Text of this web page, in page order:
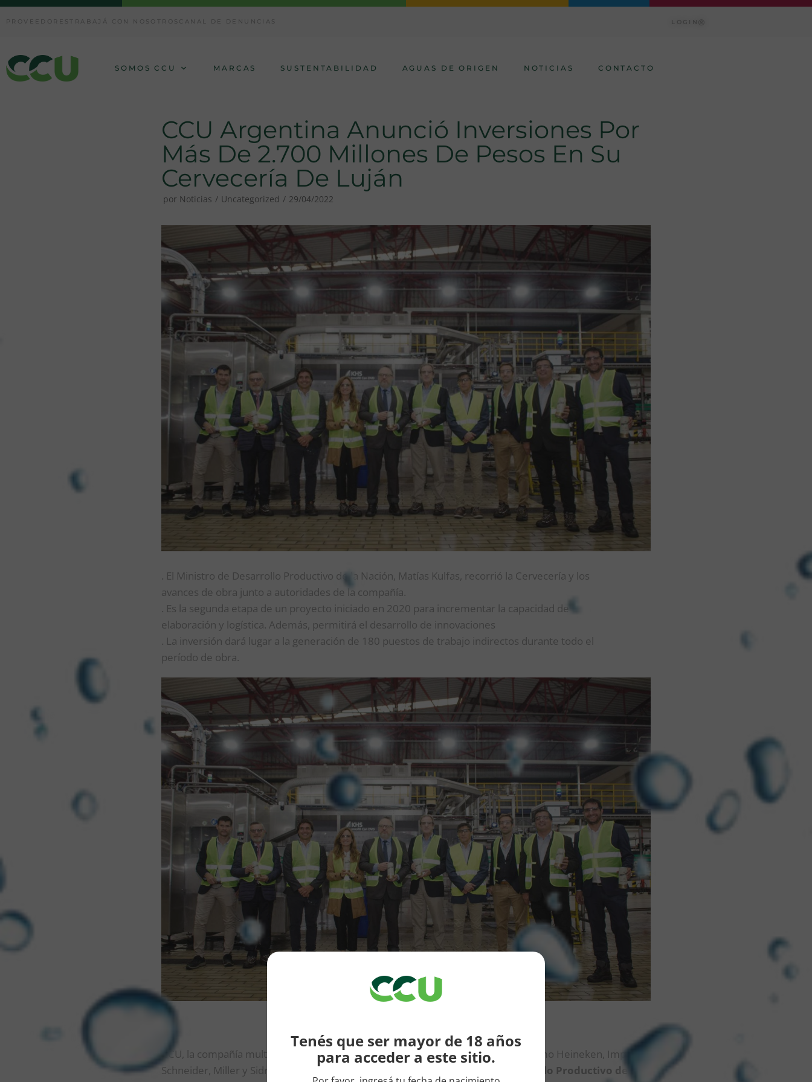
Tenés que ser mayor de 18 años
para acceder a este sitio.
PROVEEDORES TRABAJÁ CON NOSOTROS CANAL DE DENUNCIAS LOGIN
SOMOS CCU MARCAS SUSTENTABILIDAD AGUAS DE ORIGEN NOTICIAS CONTACTO
CCU Argentina Anunció Inversiones Por
Más De 2.700 Millones De Pesos En Su
Cervecería De Luján
por Noticias Uncategorized 29/04/2022
. El Ministro de Desarrollo Productivo de la Nación, Matías Kulfas, recorrió la Cervecería y los
avances de obra junto a autoridades de la compañía.
. Es la segunda etapa de un proyecto iniciado en 2020 para incrementar la capacidad de
elaboración y logística. Además, permitirá el desarrollo de innovaciones
. La inversión dará lugar a la generación de 180 puestos de trabajo indirectos durante todo el
período de obra.
CCU, la compañía multicategoría de bebidas que en Argentina elabora marcas como Heineken, Imperial,
Schneider, Miller y Sidra 1888, entre otras,
anunció hoy al Ministro de Desarrollo Productivo de la